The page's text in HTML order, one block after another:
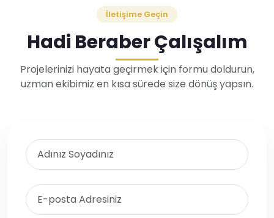
İletişime Geçin
Hadi Beraber Çalışalım
Projelerinizi hayata geçirmek için formu doldurun,
uzman ekibimiz en kısa sürede size dönüş yapsın.